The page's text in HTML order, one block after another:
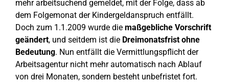
mehr arbeitsuchend gemeldet, mit der Folge, dass ab
dem Folgemonat der Kindergeldanspruch entfällt.
Doch zum 1.1.2009 wurde die maßgebliche Vorschrift
geändert, und seitdem ist die Dreimonatsfrist ohne
Bedeutung. Nun entfällt die Vermittlungspflicht der
Arbeitsagentur nicht mehr automatisch nach Ablauf
von drei Monaten, sondern besteht unbefristet fort.